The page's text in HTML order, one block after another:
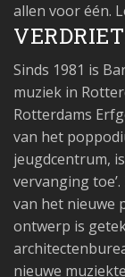
allen voor één.
Sinds 1981 is
muziek in
Rotterdams
van het
jeugdcentrum,
vervanging
van het nieuwe
ontwerp is
nieuwe